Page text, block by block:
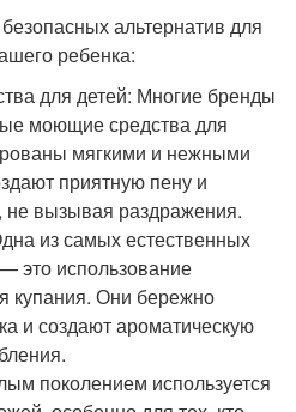
альтернатив для
ребенка:
для детей: Многие бренды
моющие средства для
мягкими и нежными
приятную пену и
вызывая раздражения.
из самых естественных
это использование
купания. Они бережно
и создают ароматическую
поколением используется